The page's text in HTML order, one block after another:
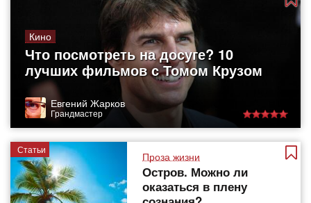
Кино
Что посмотреть на досуге? 10
лучших фильмов с Томом Крузом
Евгений Жарков
Грандмастер
Статьи
Проза жизни
Остров. Можно ли
оказаться в плену